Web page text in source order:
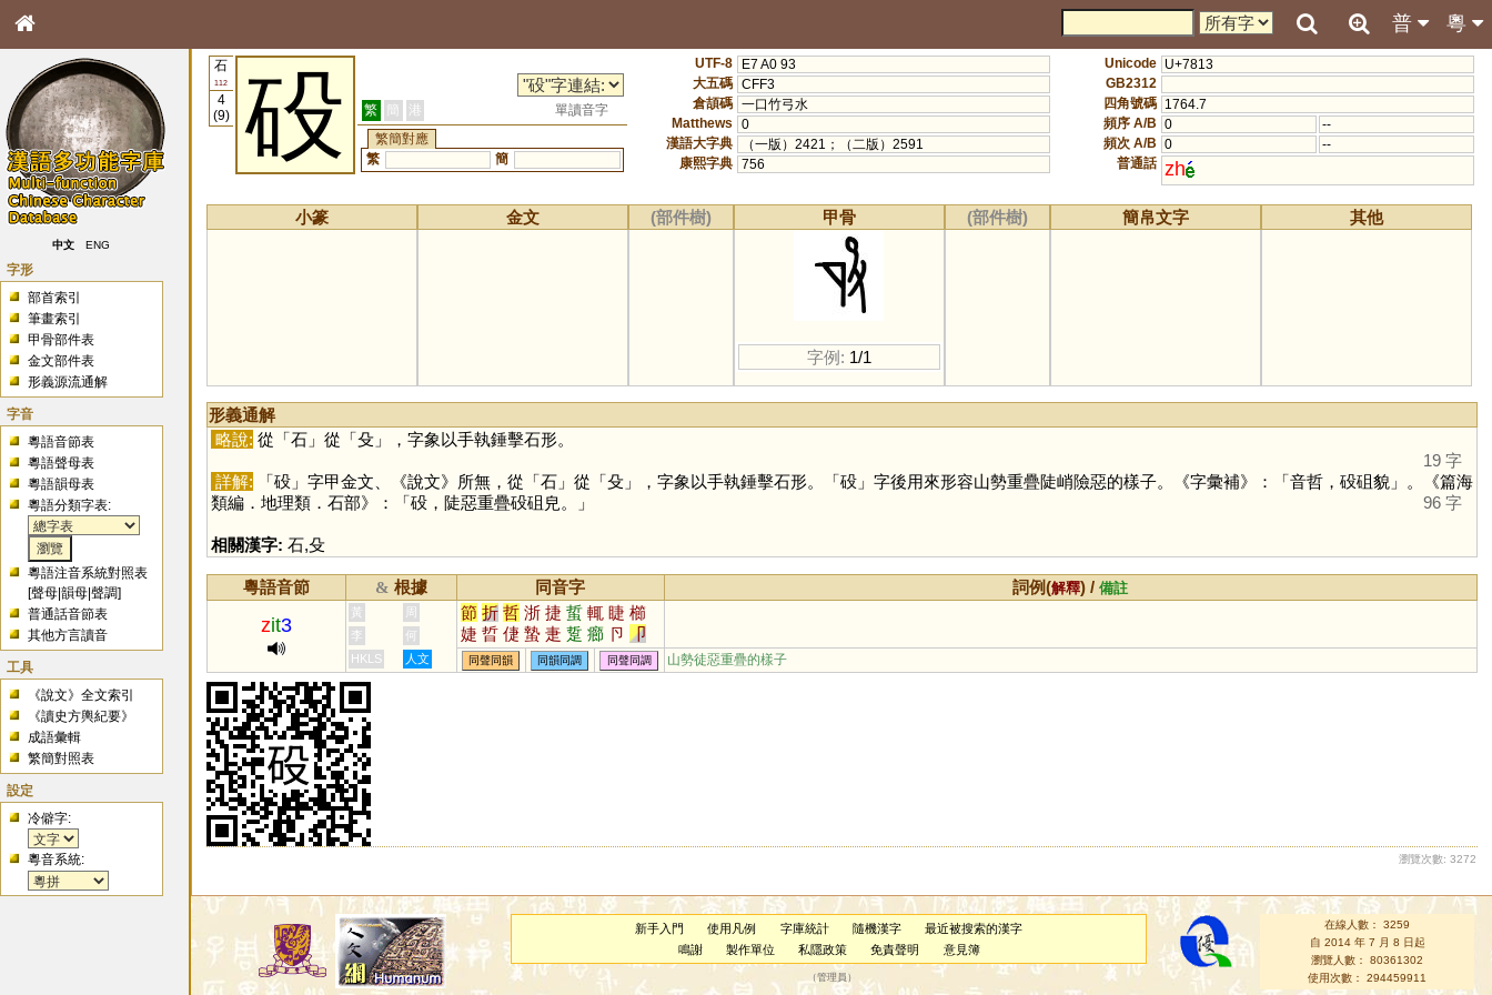
粵
普
中文 ENG
字形
部首索引
筆畫索引
甲骨部件表
金文部件表
形義源流通解
字音
粵語音節表
粵語聲母表
粵語韻母表
粵語分類字表:
粵語注音系統對照表
[聲母 |韻母 |聲調]
普通話音節表
其他方言讀音
工具
《說文》全文索引
《讀史方輿紀要》
成語彙輯
繁簡對照表
設定
冷僻字:
粵音系統:
石
112
4
(9)
砓 繁 簡 港
單讀音字
繁簡對應
繁
簡
UTF-8
E7 A0 93
大五碼 CFF3
倉頡碼 一口竹弓水
Matthews
0
漢語大字典
（一版）2421；（二版）2591
康熙字典 756
Unicode U+7813
GB2312
四角號碼 1764.7
頻序 A/B 0
--
頻次 A/B 0
--
普通話 zh
小篆 金文 (部件樹) 甲骨
字例: 1/1
(部件樹) 簡帛文字 其他
形義通解
略說: 從「 石」從「 殳」，字象以手執錘擊石形。
19 字
詳解: 「 砓」字甲金文、《說文》所無，從「 石」從「 殳」，字象以手執錘擊石形。「 砓」字後用來形容山勢重疊陡峭險惡的樣子。《字彙補》：「音哲，砓砠貌」。《篇海
類編．地理類．石部》：「砓，陡惡重疊砓砠皃。」
96 字
相關漢字: 石,殳
粵語音節 & 根據 同音字 詞例(解釋) /備註
zit3
黃 周 節 折 哲 浙 捷 蜇 輒 睫 櫛
婕 晢 倢 蟄 疌 踅 癤 卪 卩
硩 擳 幯 尐 瀄 楶 淛 悊 扻
岊
李
何
HKLS
人文 同聲同韻 同韻同調 同聲同調 山勢徒惡重疊的樣子
瀏覽次數: 3272
新手入門 使用凡例 字庫統計 隨機漢字
最近被搜索的漢字
鳴謝
製作單位 私隱政策 免責聲明 意見簿
（管理員 ）
在線人數： 3259
自 2014 年 7 月 8 日起
瀏覽人數： 80361302
使用次數： 294459911